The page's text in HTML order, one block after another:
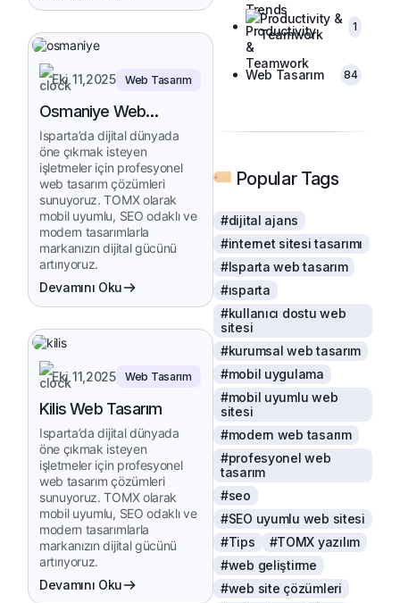
Eki 11,2025 Web Tasarım
Osmaniye Web
Tasarım
Isparta’da dijital dünyada
öne çıkmak isteyen
işletmeler için profesyonel
web tasarım çözümleri
sunuyoruz. TOMX olarak
mobil uyumlu, SEO odaklı ve
modern tasarımlarla
markanızın dijital gücünü
artırıyoruz.
Devamını Oku
Eki 11,2025 Web Tasarım
Kilis Web Tasarım
Isparta’da dijital dünyada
öne çıkmak isteyen
işletmeler için profesyonel
web tasarım çözümleri
sunuyoruz. TOMX olarak
mobil uyumlu, SEO odaklı ve
modern tasarımlarla
markanızın dijital gücünü
artırıyoruz.
Devamını Oku
Productivity &
Teamwork
1
Web Tasarım 84
Popular Tags
#dijital ajans
#internet sitesi tasarımı
#Isparta web tasarım
#ısparta
#kullanıcı dostu web
sitesi
#kurumsal web tasarım
#mobil uygulama
#mobil uyumlu web
sitesi
#modern web tasarım
#profesyonel web
tasarım
#seo
#SEO uyumlu web sitesi
#Tips
#TOMX yazılım
#web geliştirme
#web site çözümleri